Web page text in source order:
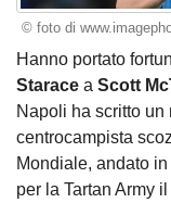
© foto di
Hanno portato
Starace a Scott
Napoli ha scritto un
centrocampista
Mondiale, andato
per la Tartan Army